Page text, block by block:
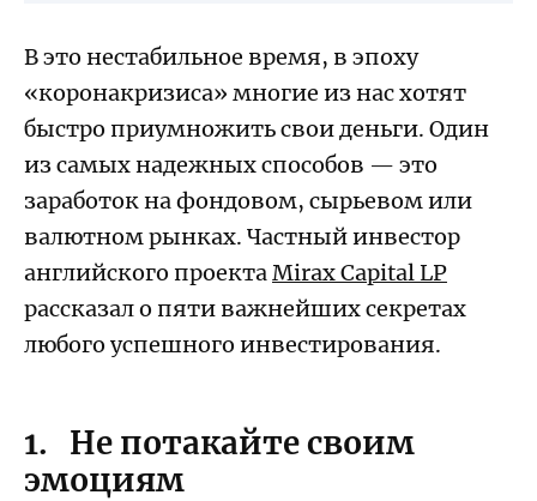
В это нестабильное время, в эпоху
«коронакризиса» многие из нас хотят
быстро приумножить свои деньги. Один
из самых надежных способов — это
заработок на фондовом, сырьевом или
валютном рынках. Частный инвестор
английского проектаMirax Capital LP
рассказал о пяти важнейших секретах
любого успешного инвестирования.
1. Не потакайте своим
эмоциям